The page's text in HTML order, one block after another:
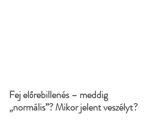
Fej előrebillenés – meddig
„normális”? Mikor jelent veszélyt?